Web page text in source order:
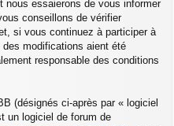
nous essaierons de vous informer
conseillons de vérifier
si vous continuez à participer à
des modifications aient été
responsable des conditions
(désignés ci-après par « logiciel
un logiciel de forum de